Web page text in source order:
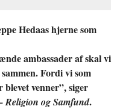
Hedaas hjerne som
ambassader af skal vi
Fordi vi som
blevet venner”, siger
Religion og Samfund.